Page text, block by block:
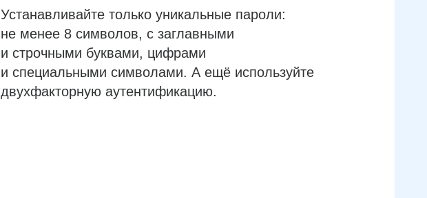
Устанавливайте только уникальные пароли:
не менее 8 символов, с заглавными
и строчными буквами, цифрами
и специальными символами. А ещё используйте
двухфакторную аутентификацию.